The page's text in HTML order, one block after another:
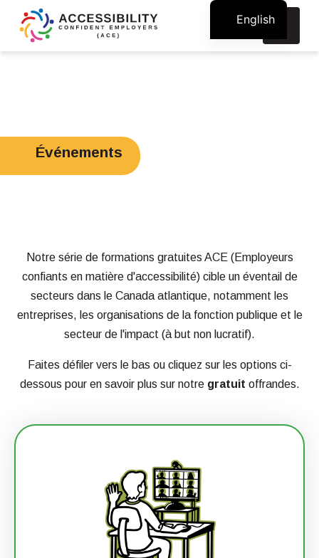
Rechercher
Événements
Notre série de formations gratuites ACE (Employeurs
confiants en matière d'accessibilité) cible un éventail de
secteurs dans le Canada atlantique, notamment les
entreprises, les organisations de la fonction publique et le
secteur de l'impact (à but non lucratif).
Faites défiler vers le bas ou cliquez sur les options ci-
dessous pour en savoir plus sur notre gratuit offrandes.
English